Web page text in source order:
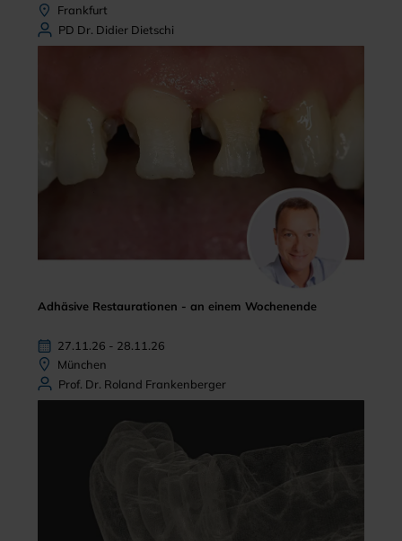
Frankfurt
PD Dr. Didier Dietschi
Adhäsive Restaurationen - an einem Wochenende
27.11.26 - 28.11.26
München
Prof. Dr. Roland Frankenberger